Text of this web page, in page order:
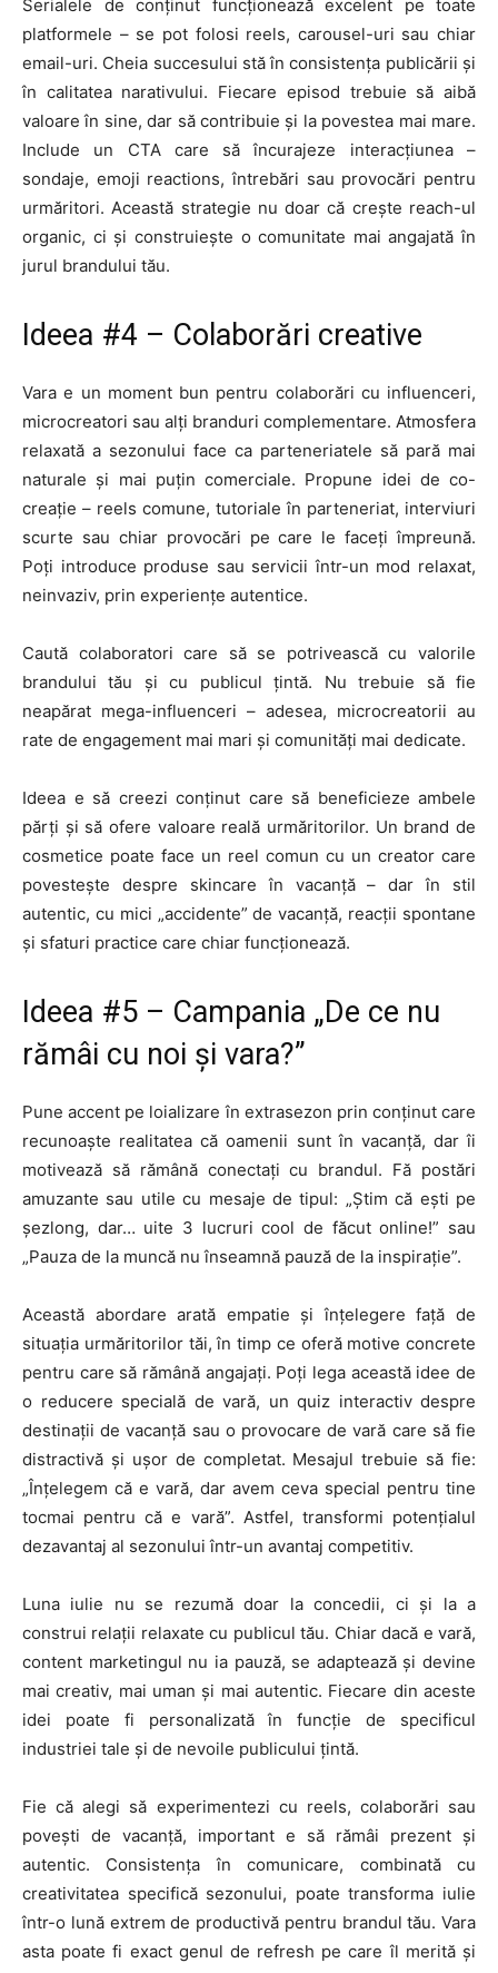
HOMEPAGE
NEWS
E-COMMERCE
Serialele de conținut funcționează excelent pe toate
platformele – se pot folosi reels, carousel-uri sau chiar
email-uri. Cheia succesului stă în consistența publicării și
în calitatea narativului. Fiecare episod trebuie să aibă
valoare în sine, dar să contribuie și la povestea mai mare.
Include un CTA care să încurajeze interacțiunea –
sondaje, emoji reactions, întrebări sau provocări pentru
urmăritori. Această strategie nu doar că crește reach-ul
organic, ci și construiește o comunitate mai angajată în
jurul brandului tău.
Ideea #4 – Colaborări creative
Vara e un moment bun pentru colaborări cu influenceri,
microcreatori sau alți branduri complementare. Atmosfera
relaxată a sezonului face ca parteneriatele să pară mai
naturale și mai puțin comerciale. Propune idei de co-
creație – reels comune, tutoriale în parteneriat, interviuri
scurte sau chiar provocări pe care le faceți împreună.
Poți introduce produse sau servicii într-un mod relaxat,
neinvaziv, prin experiențe autentice.
Caută colaboratori care să se potrivească cu valorile
brandului tău și cu publicul țintă. Nu trebuie să fie
neapărat mega-influenceri – adesea, microcreatorii au
rate de engagement mai mari și comunități mai dedicate.
Ideea e să creezi conținut care să beneficieze ambele
părți și să ofere valoare reală urmăritorilor. Un brand de
cosmetice poate face un reel comun cu un creator care
povestește despre skincare în vacanță – dar în stil
autentic, cu mici „accidente” de vacanță, reacții spontane
și sfaturi practice care chiar funcționează.
Ideea #5 – Campania „De ce nu
rămâi cu noi și vara?”
Pune accent pe loializare în extrasezon prin conținut care
recunoaște realitatea că oamenii sunt în vacanță, dar îi
motivează să rămână conectați cu brandul. Fă postări
amuzante sau utile cu mesaje de tipul: „Știm că ești pe
șezlong, dar… uite 3 lucruri cool de făcut online!” sau
„Pauza de la muncă nu înseamnă pauză de la inspirație”.
Această abordare arată empatie și înțelegere față de
situația urmăritorilor tăi, în timp ce oferă motive concrete
pentru care să rămână angajați. Poți lega această idee de
o reducere specială de vară, un quiz interactiv despre
destinații de vacanță sau o provocare de vară care să fie
distractivă și ușor de completat. Mesajul trebuie să fie:
„Înțelegem că e vară, dar avem ceva special pentru tine
tocmai pentru că e vară”. Astfel, transformi potențialul
dezavantaj al sezonului într-un avantaj competitiv.
Luna iulie nu se rezumă doar la concedii, ci și la a
construi relații relaxate cu publicul tău. Chiar dacă e vară,
content marketingul nu ia pauză, se adaptează și devine
mai creativ, mai uman și mai autentic. Fiecare din aceste
idei poate fi personalizată în funcție de specificul
industriei tale și de nevoile publicului țintă.
Fie că alegi să experimentezi cu reels, colaborări sau
povești de vacanță, important e să rămâi prezent și
autentic. Consistența în comunicare, combinată cu
creativitatea specifică sezonului, poate transforma iulie
într-o lună extrem de productivă pentru brandul tău. Vara
asta poate fi exact genul de refresh pe care îl merită și